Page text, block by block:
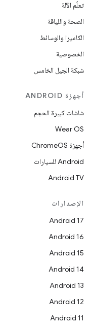
تعلُم الآلة
الصحة واللياقة
الكاميرا والوسائط
الخصوصية
شبكة الجيل الخامس
أجهزة ANDROID
شاشات كبيرة الحجم
Wear OS
أجهزة ChromeOS
Android للسيارات
Android TV
الإصدارات
Android 17
Android 16
Android 15
Android 14
Android 13
Android 12
Android 11